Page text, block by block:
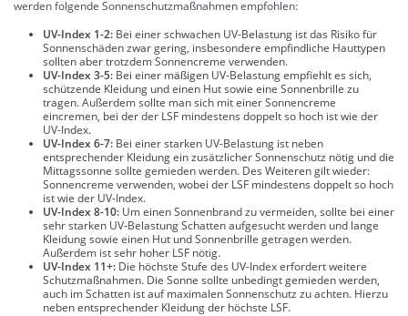
werden folgende Sonnenschutzmaßnahmen empfohlen:
UV-Index 1-2: Bei einer schwachen UV-Belastung ist das Risiko für
Sonnenschäden zwar gering, insbesondere empfindliche Hauttypen
sollten aber trotzdem Sonnencreme verwenden.
UV-Index 3-5: Bei einer mäßigen UV-Belastung empfiehlt es sich,
schützende Kleidung und einen Hut sowie eine Sonnenbrille zu
tragen. Außerdem sollte man sich mit einer Sonnencreme
eincremen, bei der der LSF mindestens doppelt so hoch ist wie der
UV-Index.
UV-Index 6-7: Bei einer starken UV-Belastung ist neben
entsprechender Kleidung ein zusätzlicher Sonnenschutz nötig und die
Mittagssonne sollte gemieden werden. Des Weiteren gilt wieder:
Sonnencreme verwenden, wobei der LSF mindestens doppelt so hoch
ist wie der UV-Index.
UV-Index 8-10: Um einen Sonnenbrand zu vermeiden, sollte bei einer
sehr starken UV-Belastung Schatten aufgesucht werden und lange
Kleidung sowie einen Hut und Sonnenbrille getragen werden.
Außerdem ist sehr hoher LSF nötig.
UV-Index 11+: Die höchste Stufe des UV-Index erfordert weitere
Schutzmaßnahmen. Die Sonne sollte unbedingt gemieden werden,
auch im Schatten ist auf maximalen Sonnenschutz zu achten. Hierzu
neben entsprechender Kleidung der höchste LSF.